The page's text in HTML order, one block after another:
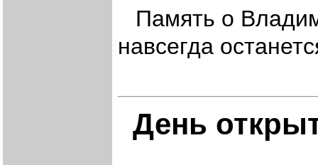
Память о
навсегда
День